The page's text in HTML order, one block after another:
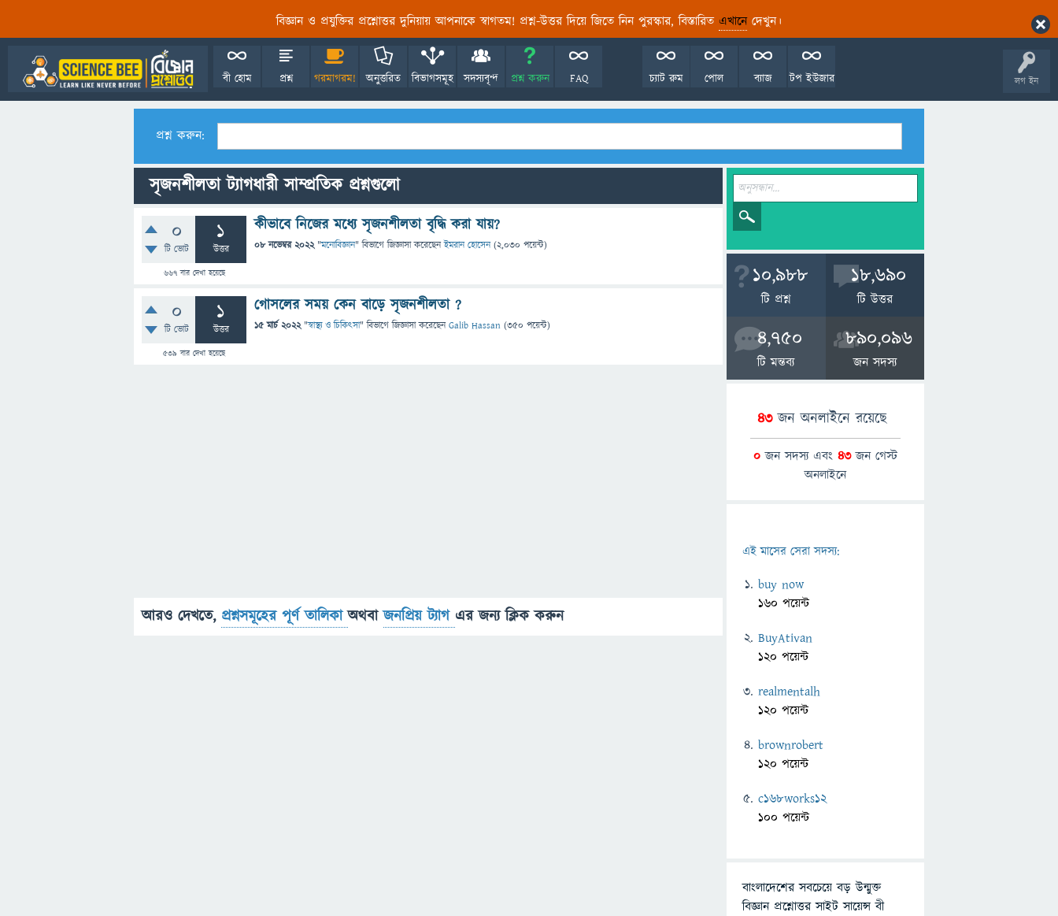
বিজ্ঞান ও প্রযুক্তির প্রশ্নোত্তর দুনিয়ায় আপনাকে স্বাগতম! প্রশ্ন-উত্তর দিয়ে জিতে নিন পুরস্কার, বিস্তারিত এখানেদেখুন।
লগ ইন
বী হোম প্রশ্ন গরমাগরম! অনুত্তরিত বিভাগসমূহ সদস্যবৃন্দ প্রশ্ন করুন FAQ টপ ইউজার
ব্যাজ
পোল
চ্যাট রুম
প্রশ্ন করুন:
সৃজনশীলতা ট্যাগধারী সাম্প্রতিক প্রশ্নগুলো
0
টি ভোট
1
উত্তর
667বার দেখা হয়েছে
কীভাবে নিজের মধ্যে সৃজনশীলতা বৃদ্ধি করা যায়?
08 নভেম্বর 2022 "মনোবিজ্ঞান" বিভাগে জিজ্ঞাসাকরেছেনইমরান হোসেন (2,030 পয়েন্ট)
0
টি ভোট
1
উত্তর
539 বার দেখা হয়েছে
গোসলের সময় কেন বাড়ে সৃজনশীলতা ?
15 মার্চ 2022 "স্বাস্থ্য ও চিকিৎসা" বিভাগে জিজ্ঞাসাকরেছেনGalib Hassan (350 পয়েন্ট)
আরও দেখতে, প্রশ্নসমূহের পূর্ণ তালিকাঅথবাজনপ্রিয় ট্যাগ এর জন্য ক্লিক করুন
10,988
টি প্রশ্ন
18,690
টি উত্তর
4,750
টি মন্তব্য
890,096
জন সদস্য
43জন অনলাইনে রয়েছে
0 জন সদস্য এবং 43জন গেস্ট
অনলাইনে
এই মাসের সেরা সদস্য:
buy now
160 পয়েন্ট
BuyAtivan
120 পয়েন্ট
realmentalh
120 পয়েন্ট
brownrobert
120 পয়েন্ট
c168works12
100 পয়েন্ট
বাংলাদেশের সবচেয়ে বড় উন্মুক্ত
বিজ্ঞান প্রশ্নোত্তর সাইট সায়েন্স বী